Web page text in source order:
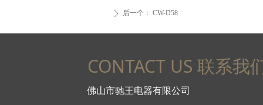
ꄲ 后一个： CW-D58
CONTACT US 联系我
佛山市驰王电器有限公司